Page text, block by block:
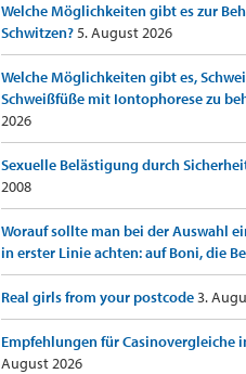
Welche Möglichkeiten gibt es zur
Schwitzen?5. August 2026
Welche Möglichkeiten gibt es,
Schweißfüße mit Iontophorese zu
2026
Sexuelle Belästigung durch
2008
Worauf sollte man bei der Auswahl
in erster Linie achten: auf Boni, die
Real girls from your postcode3.
Empfehlungen für Casinovergleiche
August 2026